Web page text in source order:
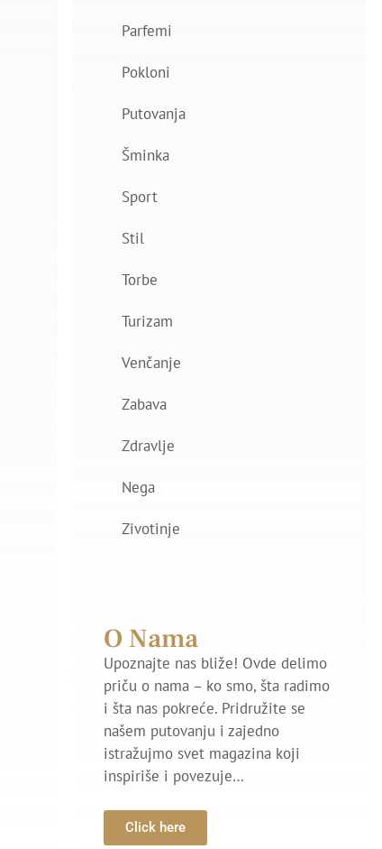
Parfemi
Pokloni
Putovanja
Šminka
Sport
Stil
Torbe
Turizam
Venčanje
Zabava
Zdravlje
Nega
Zivotinje
O Nama
Upoznajte nas bliže! Ovde delimo
priču o nama – ko smo, šta radimo
i šta nas pokreće. Pridružite se
našem putovanju i zajedno
istražujmo svet magazina koji
inspiriše i povezuje…
Click here